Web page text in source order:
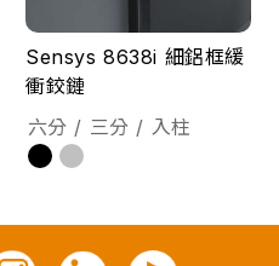
Sensys 8638i 細鋁框緩
衝鉸鏈
六分 / 三分 / 入柱